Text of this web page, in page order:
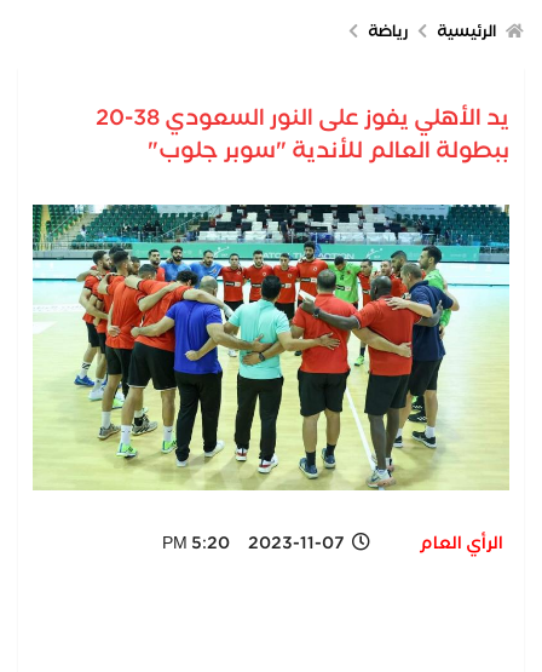
الرئيسية رياضة
يد الأهلي يفوز على النور السعودي 38-20
ببطولة العالم للأندية "سوبر جلوب"
الرأي العام 2023-11-07 5:20 PM